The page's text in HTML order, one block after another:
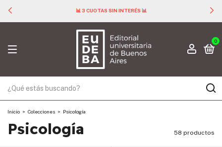
📊 3 CUOTAS SIN INTERÉS 📊
0
Inicio > Colecciones > Psicología
Psicología 58 productos